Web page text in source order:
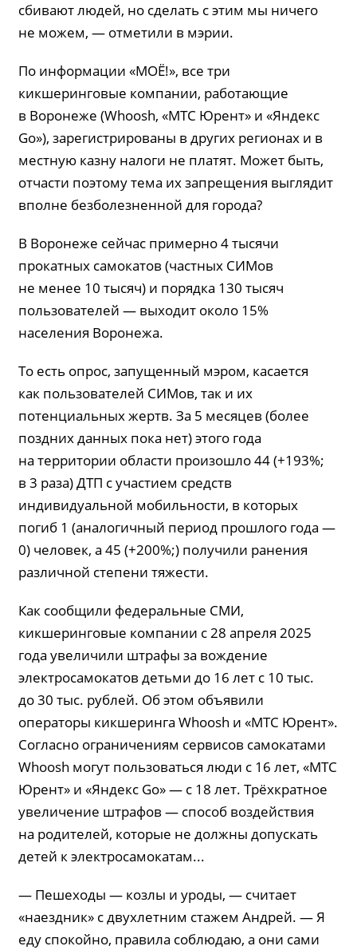
сбивают людей, но сделать с этим мы ничего
не можем, — отметили в мэрии.
По информации «МОЁ!», все три
кикшеринговые компании, работающие
в Воронеже (Whoosh, «МТС Юрент» и «Яндекс
Go»), зарегистрированы в других регионах и в
местную казну налоги не платят. Может быть,
отчасти поэтому тема их запрещения выглядит
вполне безболезненной для города?
В Воронеже сейчас примерно 4 тысячи
прокатных самокатов (частных СИМов
не менее 10 тысяч) и порядка 130 тысяч
пользователей — выходит около 15%
населения Воронежа.
То есть опрос, запущенный мэром, касается
как пользователей СИМов, так и их
потенциальных жертв. За 5 месяцев (более
поздних данных пока нет) этого года
на территории области произошло 44 (+193%;
в 3 раза) ДТП с участием средств
индивидуальной мобильности, в которых
погиб 1 (аналогичный период прошлого года —
0) человек, а 45 (+200%;) получили ранения
различной степени тяжести.
Как сообщили федеральные СМИ,
кикшеринговые компании с 28 апреля 2025
года увеличили штрафы за вождение
электросамокатов детьми до 16 лет с 10 тыс.
до 30 тыс. рублей. Об этом объявили
операторы кикшеринга Whoosh и «МТС Юрент».
Согласно ограничениям сервисов самокатами
Whoosh могут пользоваться люди c 16 лет, «МТС
Юрент» и «Яндекс Go» — с 18 лет. Трёхкратное
увеличение штрафов — способ воздействия
на родителей, которые не должны допускать
детей к электросамокатам...
— Пешеходы — козлы и уроды, — считает
«наездник» с двухлетним стажем Андрей. — Я
еду спокойно, правила соблюдаю, а они сами